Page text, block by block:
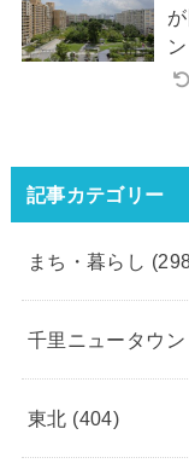
記事カテゴリー
まち・暮らし
千里ニュータウン
東北 (404)